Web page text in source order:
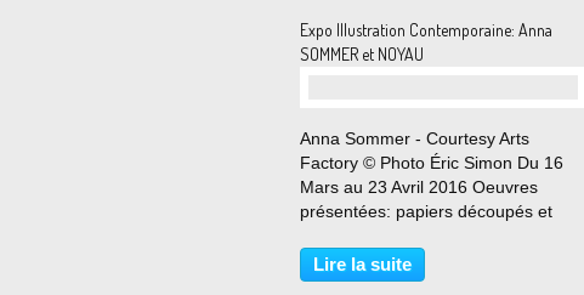
Expo Illustration Contemporaine: Anna
SOMMER et NOYAU
Anna Sommer - Courtesy Arts
Factory © Photo Éric Simon Du 16
Mars au 23 Avril 2016 Oeuvres
présentées: papiers découpés et
propose une nouvelle exposition à
quatre mains en invitant les dessina-
Lire la suite